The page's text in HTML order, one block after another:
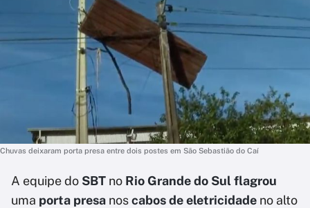
Chuvas deixaram porta presa entre dois postes em São Sebastião do Caí
A equipe do SBT no Rio Grande do Sul flagrou
uma porta presa noscabos de eletricidade no alto